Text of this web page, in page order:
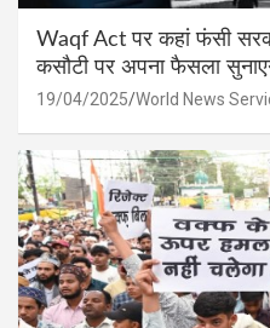
Waqf Act पर कहां फंसी
कसौटी पर अपना फैसला
19/04/2025 World News